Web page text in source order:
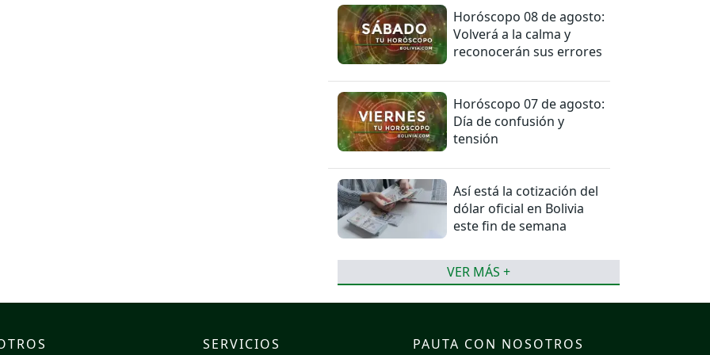
Horóscopo 08 de agosto:
Volverá a la calma y
reconocerán sus errores
Horóscopo 07 de agosto:
Día de confusión y
tensión
Así está la cotización del
dólar oficial en Bolivia
este fin de semana
VER MÁS +
SERVICIOS PAUTA CON NOSOTROS